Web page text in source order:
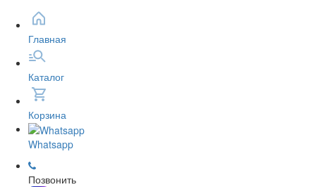
Главная
Каталог
Корзина
Whatsapp
Позвонить